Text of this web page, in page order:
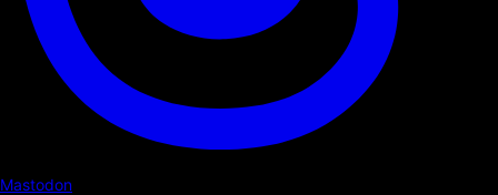
Mastodon